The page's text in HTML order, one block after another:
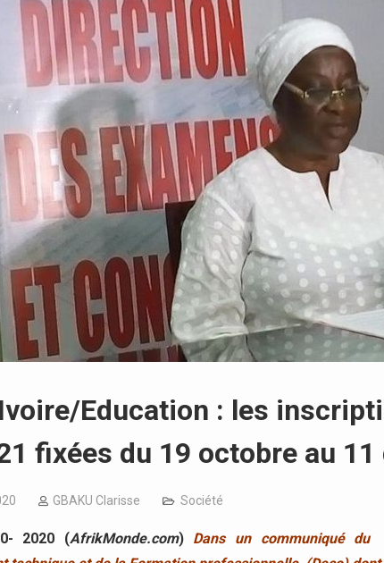
Education : les
fixées du 19 octobre au
GBAKU Clarisse Société
2020 (AfrikMonde.com) Dans un communiqué du